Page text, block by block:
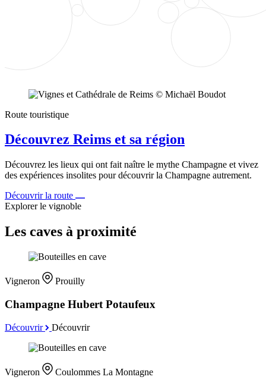
Route touristique
Découvrez Reims et sa région
Découvrez les lieux qui ont fait naître le mythe Champagne et vivez
des expériences insolites pour découvrir la Champagne autrement.
Découvrir la route
Explorer le vignoble
Les caves à proximité
Vigneron Prouilly
Champagne Hubert Potaufeux
Découvrir Découvrir
Vigneron Coulommes La Montagne